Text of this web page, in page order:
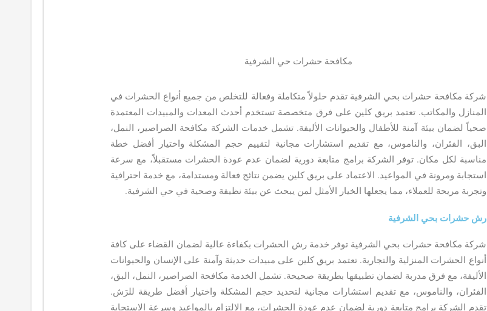
مكافحة حشرات حي الشرفية​
شركة مكافحة حشرات بحي الشرفية تقدم حلولاً متكاملة وفعالة للتخلص من جميع أنواع الحشرات في
المنازل والمكاتب. تعتمد بريق كلين على فرق متخصصة تستخدم أحدث المعدات والمبيدات المعتمدة
صحياً لضمان بيئة آمنة للأطفال والحيوانات الأليفة. تشمل خدمات الشركة مكافحة الصراصير، النمل،
البق، الفئران، والناموس، مع تقديم استشارات مجانية لتقييم حجم المشكلة واختيار أفضل خطة
مناسبة لكل مكان. توفر الشركة برامج متابعة دورية لضمان عدم عودة الحشرات مستقبلاً، مع سرعة
استجابة ومرونة في المواعيد. الاعتماد على بريق كلين يضمن نتائج فعالة ومستدامة، مع خدمة احترافية
وتجربة مريحة للعملاء، مما يجعلها الخيار الأمثل لمن يبحث عن بيئة نظيفة وصحية في حي الشرفية.
رش حشرات بحي الشرفية
شركة مكافحة حشرات بحي الشرفية توفر خدمة رش الحشرات بكفاءة عالية لضمان القضاء على كافة
أنواع الحشرات المنزلية والتجارية. تعتمد بريق كلين على مبيدات حديثة وآمنة على الإنسان والحيوانات
الأليفة، مع فرق مدربة لضمان تطبيقها بطريقة صحيحة. تشمل الخدمة مكافحة الصراصير، النمل، البق،
الفئران، والناموس، مع تقديم استشارات مجانية لتحديد حجم المشكلة واختيار أفضل طريقة للرَش.
تقدم الشركة برامج متابعة دورية لضمان عدم عودة الحشرات، مع الالتزام بالمواعيد وسرعة الاستجابة